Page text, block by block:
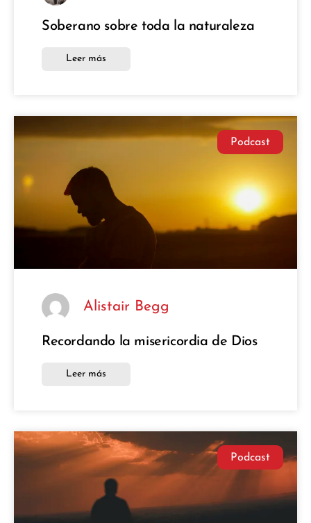
Soberano sobre toda la naturaleza
Leer más
Podcast
Alistair Begg
Recordando la misericordia de Dios
Leer más
Podcast